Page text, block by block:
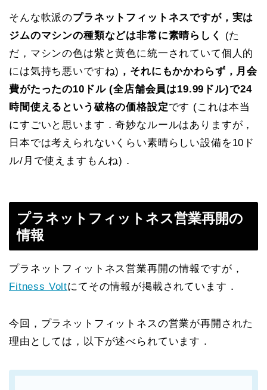
そんな軟派のプラネットフィットネスですが，実は
ジムのマシンの種類などは非常に素晴らしく (た
だ，マシンの色は紫と黄色に統一されていて個人的
には気持ち悪いですね) ，それにもかかわらず，月会
費がたったの10ドル (全店舗会員は19.99ドル)で24
時間使えるという破格の価格設定です (これは本当
にすごいと思います．奇妙なルールはありますが，
日本では考えられないくらい素晴らしい設備を10ド
ル/月で使えますもんね)．
プラネットフィットネス営業再開の
情報
プラネットフィットネス営業再開の情報ですが，
Fitness Voltにてその情報が掲載されています．
今回，プラネットフィットネスの営業が再開された
理由としては，以下が述べられています．